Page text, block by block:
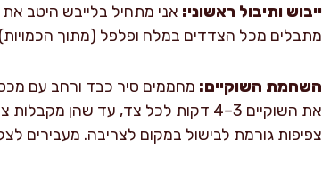
ייבוש ותיבול ראשוני: אני מתחיל בלייבש היטב
מתבלים מכל הצדדים במלח ופלפל (מתוך הכמויות), ומניחים בצד 10 דקות
השחמת השוקיים:
את השוקיים 3–4 דקות לכל צד, עד
צפיפות גורמת לבישול במקום לצריבה. מעבירים